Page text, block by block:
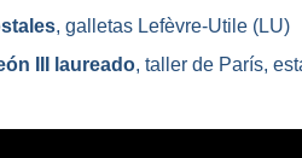
, galletas Lefèvre-Utile (LU)
III laureado, taller de París,